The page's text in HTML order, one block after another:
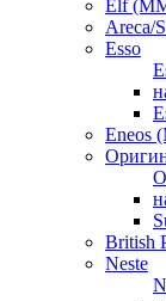
Elf
Areca/
Esso
Eneos
British
Neste